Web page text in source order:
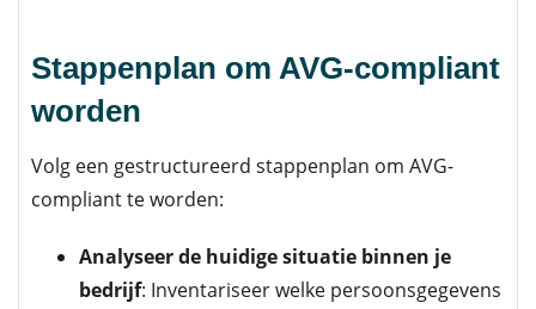
Stappenplan om AVG-compliant
worden
Volg een gestructureerd stappenplan om AVG-
compliant te worden:
Analyseer de huidige situatie binnen je
bedrijf: Inventariseer welke persoonsgegevens